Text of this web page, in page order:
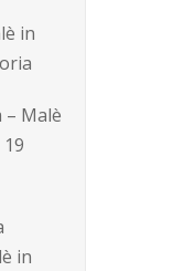
in
Malè
in